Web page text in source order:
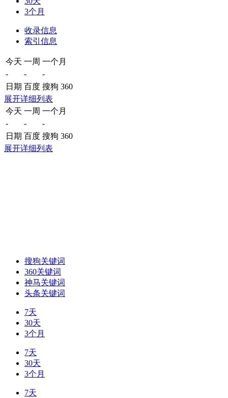
3个月
收录信息
索引信息
今天 一周 一个月
-
-
-
日期 百度 搜狗 360
展开详细列表
今天 一周 一个月
-
-
-
日期 百度 搜狗 360
展开详细列表
搜狗关键词
360关键词
神马关键词
头条关键词
7天
30天
3个月
7天
30天
3个月
7天